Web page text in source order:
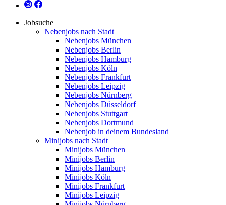
Jobsuche
Nebenjobs nach Stadt
Nebenjobs München
Nebenjobs Berlin
Nebenjobs Hamburg
Nebenjobs Köln
Nebenjobs Frankfurt
Nebenjobs Leipzig
Nebenjobs Nürnberg
Nebenjobs Düsseldorf
Nebenjobs Stuttgart
Nebenjobs Dortmund
Nebenjob in deinem Bundesland
Minijobs nach Stadt
Minijobs München
Minijobs Berlin
Minijobs Hamburg
Minijobs Köln
Minijobs Frankfurt
Minijobs Leipzig